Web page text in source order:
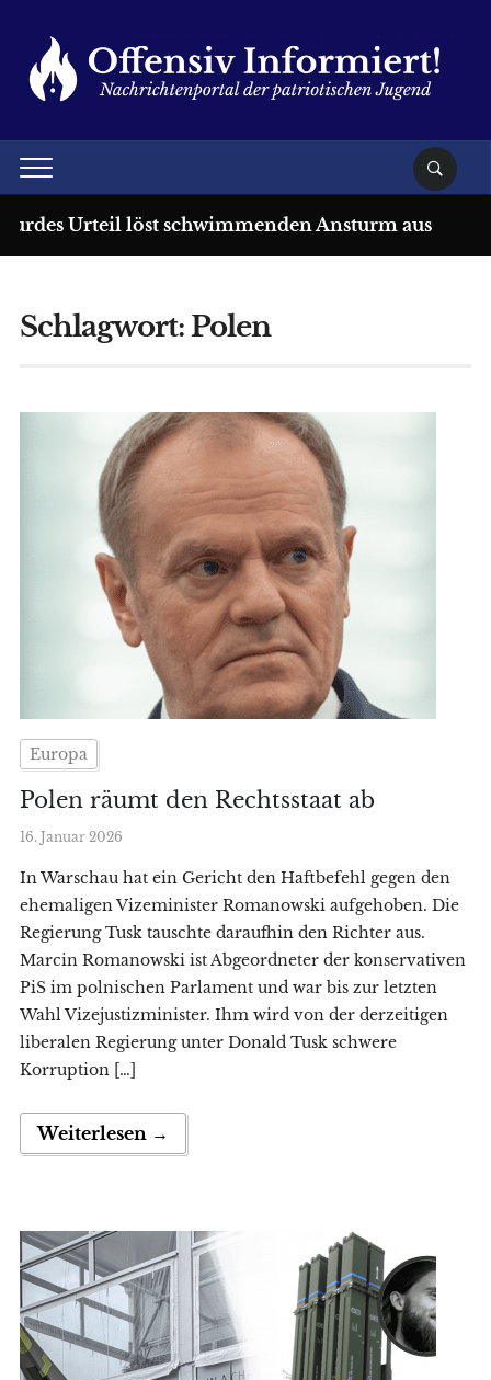
Urteil löst schwimmenden Ansturm aus Vor 2
Schlagwort: Polen
Europa
Polen räumt den Rechtsstaat ab
16. Januar 2026
In Warschau hat ein Gericht den Haftbefehl gegen den
ehemaligen Vizeminister Romanowski aufgehoben. Die
Regierung Tusk tauschte daraufhin den Richter aus.
Marcin Romanowski ist Abgeordneter der konservativen
PiS im polnischen Parlament und war bis zur letzten
Wahl Vizejustizminister. Ihm wird von der derzeitigen
liberalen Regierung unter Donald Tusk schwere
Korruption […]
Weiterlesen →